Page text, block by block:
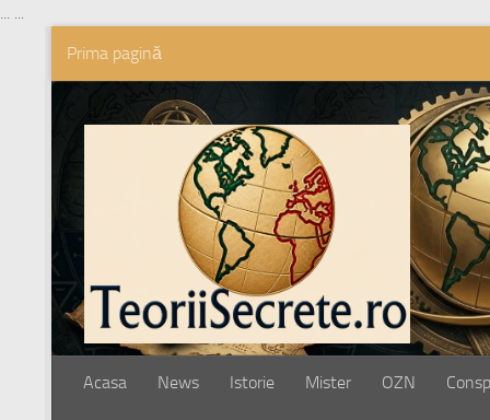
... ...
Skip to content
Prima pagină
Acasa News Istorie Mister OZN